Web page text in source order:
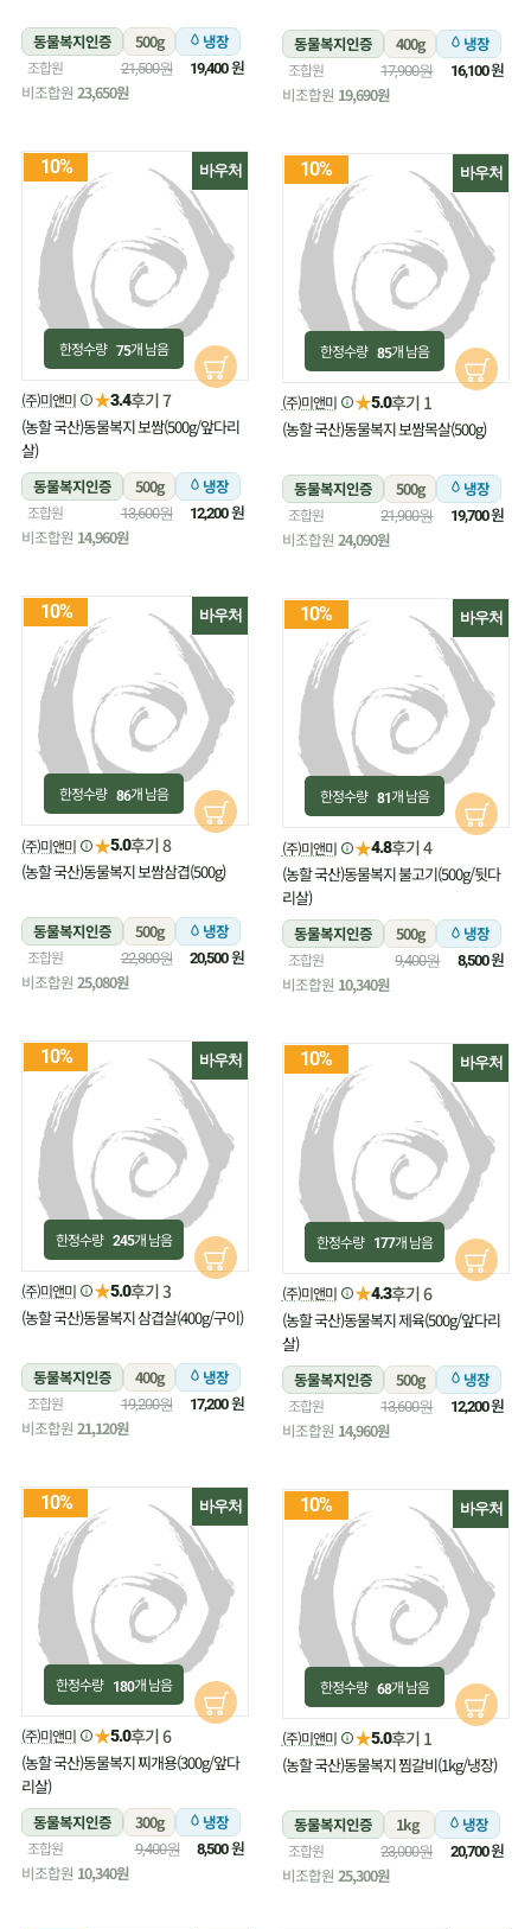
동물복지인증 500g 냉장
조합원 21,500원 19,400원
비조합원 23,650원
동물복지인증 400g 냉장
조합원 17,900원 16,100원
비조합원 19,690원
바우처
10%
한정수량 75개 남음
(주)미앤미 ★3.4후기 7
(농할 국산)동물복지 보쌈(500g/앞다리
살)
동물복지인증
500g 냉장
조합원 13,600원 12,200원
비조합원 14,960원
바우처
10%
한정수량 85개 남음
(주)미앤미 ★5.0후기 1
(농할 국산)동물복지 보쌈목살(500g)
동물복지인증 500g 냉장
조합원 21,900원 19,700원
비조합원 24,090원
바우처
10%
한정수량 86개 남음
(주)미앤미 ★5.0후기 8
(농할 국산)동물복지 보쌈삼겹(500g)
동물복지인증 500g 냉장
조합원 22,800원 20,500원
비조합원 25,080원
바우처
10%
한정수량 81 개 남음
(주)미앤미 ★4.8후기 4
(농할 국산)동물복지 불고기(500g/뒷다
리살)
동물복지인증
500g 냉장
조합원 9,400원 8,500원
비조합원 10,340원
바우처
10%
한정수량 245개 남음
(주)미앤미 ★5.0후기 3
(농할 국산)동물복지 삼겹살(400g/구이)
동물복지인증 400g 냉장
조합원 19,200원 17,200원
비조합원 21,120원
바우처
10%
한정수량 177개 남음
(주)미앤미 ★4.3후기 6
(농할 국산)동물복지 제육(500g/앞다리
살)
동물복지인증
500g 냉장
조합원 13,600원 12,200원
비조합원 14,960원
바우처
10%
한정수량 180개 남음
(주)미앤미 ★5.0후기 6
(농할 국산)동물복지 찌개용(300g/앞다
리살)
동물복지인증
300g 냉장
조합원 9,400원 8,500원
비조합원 10,340원
바우처
10%
한정수량 68개 남음
(주)미앤미 ★5.0후기 1
(농할 국산)동물복지 찜갈비(1kg/냉장)
동물복지인증 1kg 냉장
조합원 23,000원 20,700원
비조합원 25,300원